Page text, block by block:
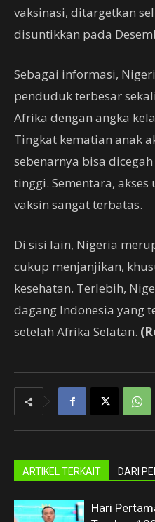
vaksinasi, ditargetkan
disuntikkan pada
Sebagai informasi,
penduduk terbesar
Afrika dengan angka
Tingkat kematian anak
sebenarnya bisa
tinggi. Sementara,
vaksin sangat terbatas.
Di sisi lain, Nigeria
cukup menjanjikan,
kesehatan. Terlebih,
dagang Indonesia yang
setelah Afrika Selatan.
ARTIKEL TERKAIT DARI
Hari